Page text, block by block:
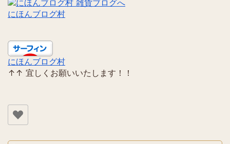
にほんブログ村
にほんブログ村
↑↑ 宜しくお願いいたします！！